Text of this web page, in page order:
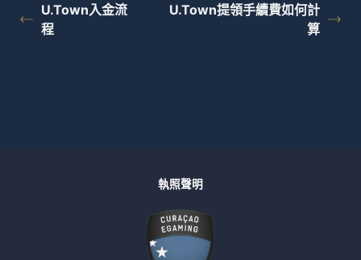
U.Town入金流
程
U.Town提領手續費如何計
算
執照聲明